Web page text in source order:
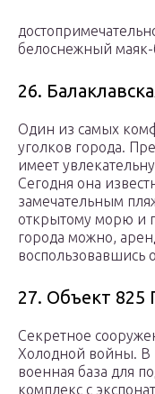
белоснежный
26.
Один из самых
уголков города.
имеет
Сегодня она
замечательным
открытому морю и
города можно,
воспользовавшись
27. Объект 825
Секретное
Холодной войны. В
военная база для
комплекс с